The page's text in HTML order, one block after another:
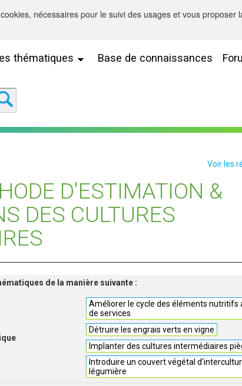
thématiques Base de connaissances
Voir les
D'ESTIMATION &
DES CULTURES
de la manière suivante :
Améliorer le cycle des éléments nutritifs
de services
Détruire les engrais verts en vigne
Implanter des cultures intermédiaires
Introduire un couvert végétal
légumière
nécessaires pour le suivi des usages et vous